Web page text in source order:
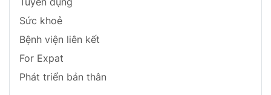
Sức khoẻ
Bệnh viện liên kết
For Expat
Phát triển bản thân